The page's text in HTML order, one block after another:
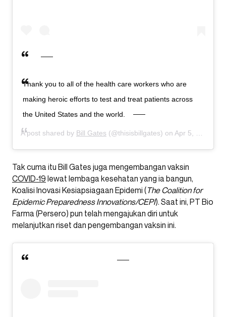
Thank you to all of the health care workers who are
making heroic efforts to test and treat patients across
the United States and the world.
A post shared by Bill Gates (@thisisbillgates) on Apr 5, 2020 at 8:05am PDT
Tak cuma itu Bill Gates juga mengembangan vaksin
COVID-19 lewat lembaga kesehatan yang ia bangun,
Koalisi Inovasi Kesiapsiagaan Epidemi (The Coalition for
Epidemic Preparedness Innovations/CEPI). Saat ini, PT Bio
Farma (Persero) pun telah mengajukan diri untuk
melanjutkan riset dan pengembangan vaksin ini.